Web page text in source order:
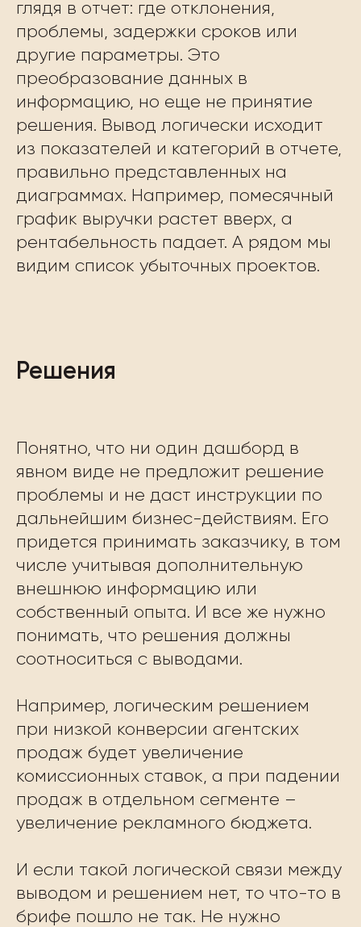
глядя в отчет: где отклонения,
проблемы, задержки сроков или
другие параметры. Это
преобразование данных в
информацию, но еще не принятие
решения. Вывод логически исходит
из показателей и категорий в отчете,
правильно представленных на
диаграммах. Например, помесячный
график выручки растет вверх, а
рентабельность падает. А рядом мы
видим список убыточных проектов.
Решения
Понятно, что ни один дашборд в
явном виде не предложит решение
проблемы и не даст инструкции по
дальнейшим бизнес-действиям. Его
придется принимать заказчику, в том
числе учитывая дополнительную
внешнюю информацию или
собственный опыта. И все же нужно
понимать, что решения должны
соотноситься с выводами.
Например, логическим решением
при низкой конверсии агентских
продаж будет увеличение
комиссионных ставок, а при падении
продаж в отдельном сегменте –
увеличение рекламного бюджета.
И если такой логической связи между
выводом и решением нет, то что-то в
брифе пошло не так. Не нужно